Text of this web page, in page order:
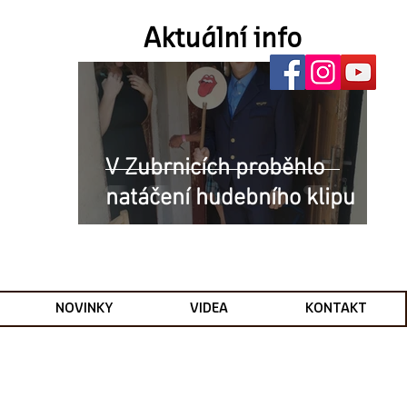
Aktuální info
V Zubrnicích proběhlo
natáčení hudebního klipu
NOVINKY VIDEA KONTAKT